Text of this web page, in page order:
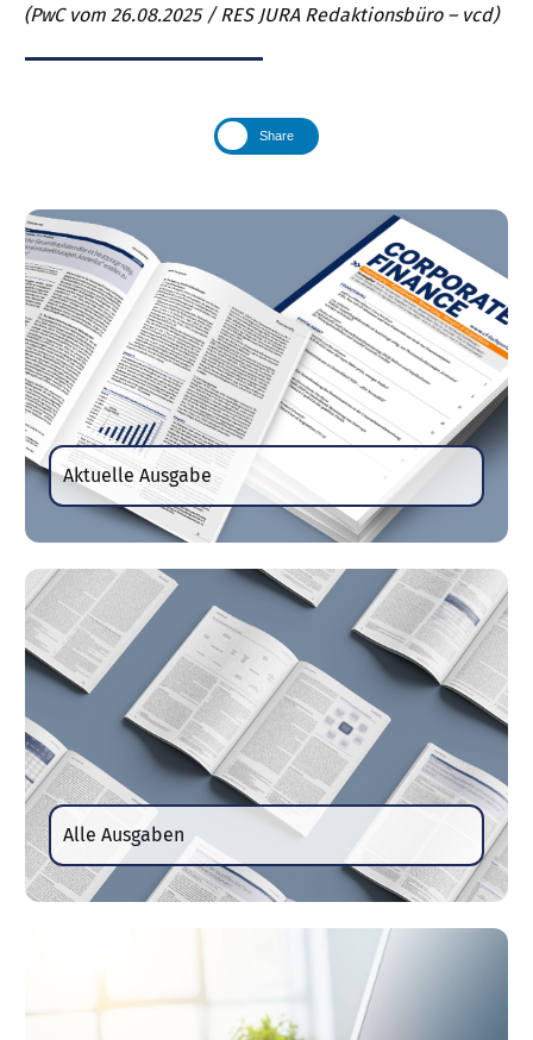
(PwC vom 26.08.2025 / RES JURA Redaktionsbüro – vcd)
Share
Aktuelle Ausgabe
Alle Ausgaben